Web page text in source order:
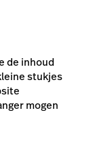
de inhoud
stukjes
mogen